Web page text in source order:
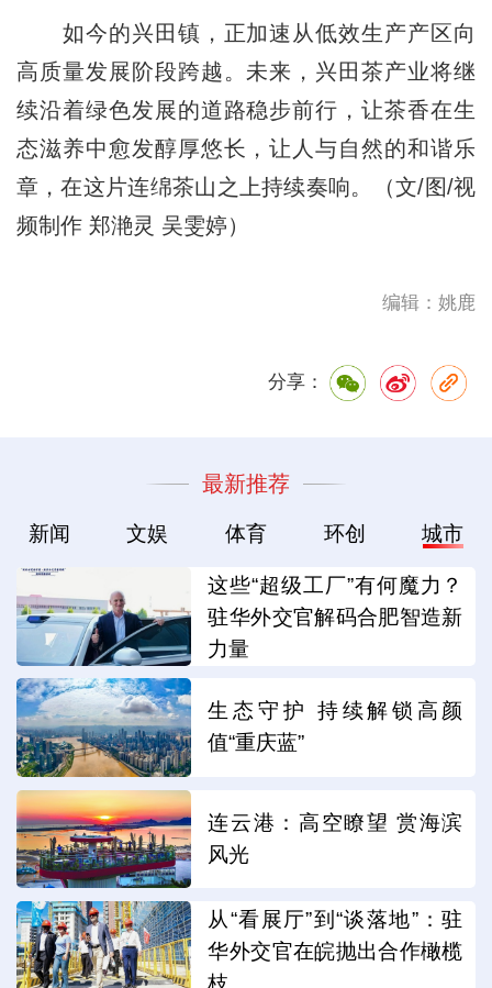
如今的兴田镇，正加速从低效生产产区向
高质量发展阶段跨越。未来，兴田茶产业将继
续沿着绿色发展的道路稳步前行，让茶香在生
态滋养中愈发醇厚悠长，让人与自然的和谐乐
章，在这片连绵茶山之上持续奏响。（文/图/视
频制作 郑滟灵 吴雯婷）
编辑：姚鹿
分享：
最新推荐
新闻 文娱 体育 环创 城市
这些“超级工厂”有何魔力？
驻华外交官解码合肥智造新
力量
生态守护 持续解锁高颜
值“重庆蓝”
连云港：高空瞭望 赏海滨
风光
从“看展厅”到“谈落地”：驻
华外交官在皖抛出合作橄榄
枝